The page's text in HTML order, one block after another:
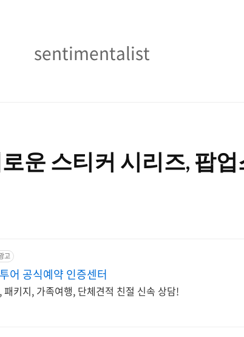
sentimentalist
운 스티커 시리즈, 팝
고
어 공식예약 인증센터
키지, 가족여행, 단체견적 친절 신속 상담!